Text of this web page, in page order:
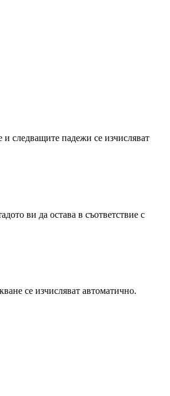
следващите падежи се изчисляват
ви да остава в съответствие с
се изчисляват автоматично.